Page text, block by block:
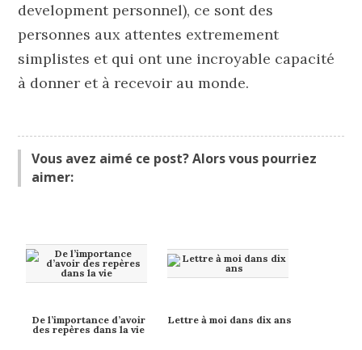
development personnel), ce sont des
personnes aux attentes extremement
simplistes et qui ont une incroyable capacité
à donner et à recevoir au monde.
Vous avez aimé ce post? Alors vous pourriez
aimer:
De l’importance d’avoir
des repères dans la vie
Lettre à moi dans dix ans